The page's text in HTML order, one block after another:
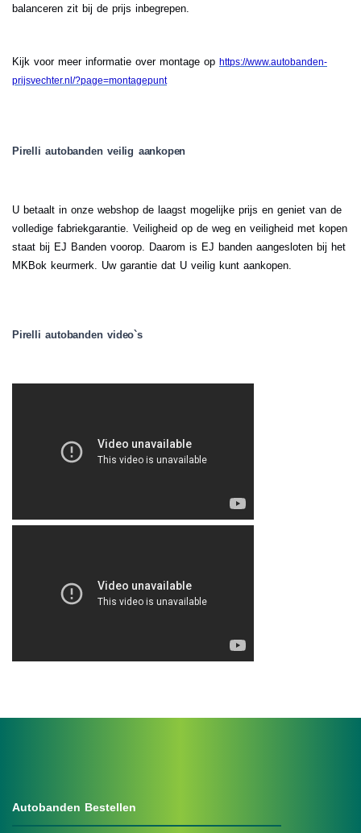
balanceren zit bij de prijs inbegrepen.
Kijk voor meer informatie over montage op https://www.autobanden-
prijsvechter.nl/?page=montagepunt
Pirelli autobanden veilig aankopen
U betaalt in onze webshop de laagst mogelijke prijs en geniet van de
volledige fabriekgarantie. Veiligheid op de weg en veiligheid met kopen
staat bij EJ Banden voorop. Daarom is EJ banden aangesloten bij het
MKBok keurmerk. Uw garantie dat U veilig kunt aankopen.
Pirelli autobanden video`s
Autobanden Bestellen